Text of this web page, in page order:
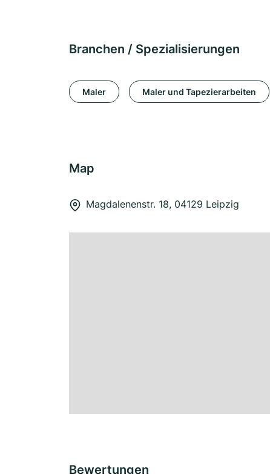
Branchen / Spezialisierungen
Maler Maler und Tapezierarbeiten
Map
Magdalenenstr. 18, 04129 Leipzig
Bewertungen